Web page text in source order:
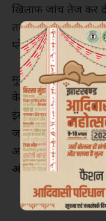
खिलाफ जांच तेज कर
तकनीकी जांच को
प्लेटफॉर्म्स से अहम
मुख्यमंत्री को धमकी
के बाद पुलिस अलर्ट
इंस्टाग्राम की पैरेंट
जानकारी मांगी गई है
अपलोड किया गया
और लॉगिन हिस्ट्रीभी